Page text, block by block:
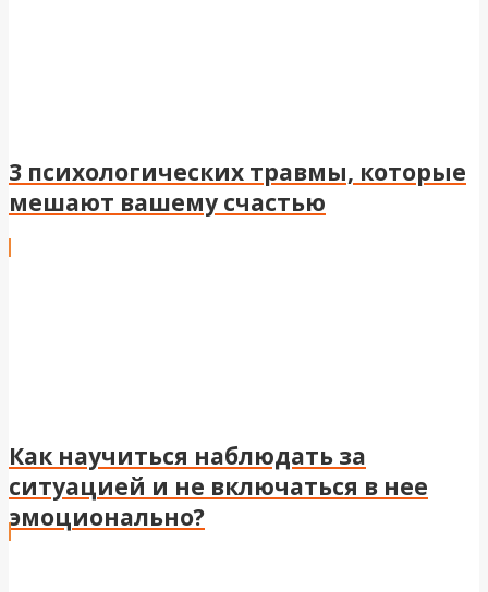
3 психологических травмы, которые
мешают вашему счастью
Как научиться наблюдать за
ситуацией и не включаться в нее
эмоционально?